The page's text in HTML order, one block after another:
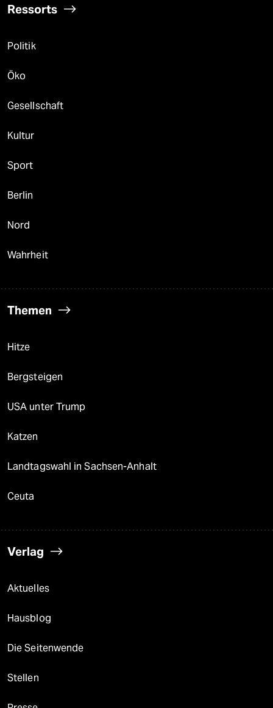
Ressorts
Politik
Öko
Gesellschaft
Kultur
Sport
Berlin
Nord
Wahrheit
Themen
Hitze
Bergsteigen
USA unter Trump
Katzen
Landtagswahl in Sachsen-Anhalt
Ceuta
Verlag
Aktuelles
Hausblog
Die Seitenwende
Stellen